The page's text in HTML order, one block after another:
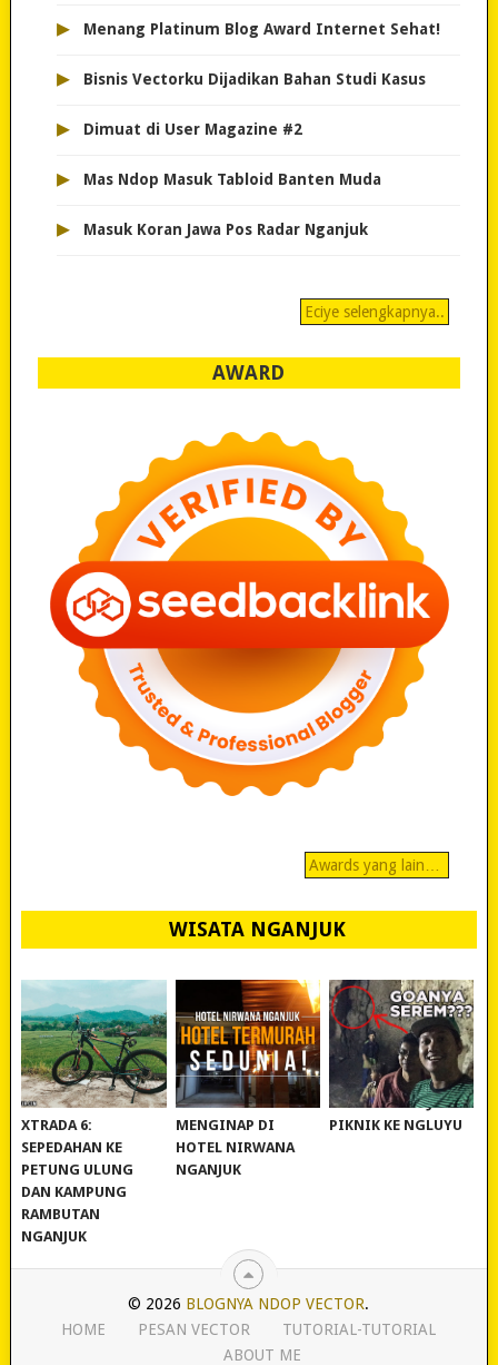
▸ Menang Platinum Blog Award Internet Sehat!
▸ Bisnis Vectorku Dijadikan Bahan Studi Kasus
▸ Dimuat di User Magazine #2
▸ Mas Ndop Masuk Tabloid Banten Muda
▸ Masuk Koran Jawa Pos Radar Nganjuk
Eciye selengkapnya..
AWARD
Awards yang lain…
WISATA NGANJUK
REVIEW POLYGON
XTRADA 6:
SEPEDAHAN KE
PETUNG ULUNG
DAN KAMPUNG
RAMBUTAN
NGANJUK
MURAH BANGET!
MENGINAP DI
HOTEL NIRWANA
NGANJUK
WISATA NGANJUK:
PIKNIK KE NGLUYU
© 2026 BLOGNYA NDOP VECTOR.
HOME
PESAN VECTOR
TUTORIAL-TUTORIAL
ABOUT ME